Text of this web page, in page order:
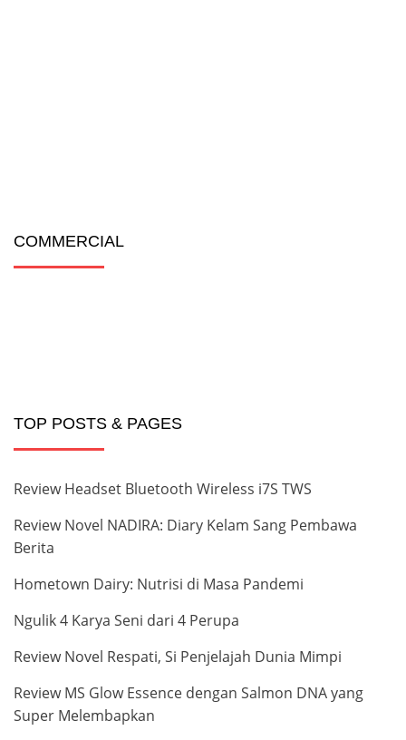
COMMERCIAL
TOP POSTS & PAGES
Review Headset Bluetooth Wireless i7S TWS
Review Novel NADIRA: Diary Kelam Sang Pembawa
Berita
Hometown Dairy: Nutrisi di Masa Pandemi
Ngulik 4 Karya Seni dari 4 Perupa
Review Novel Respati, Si Penjelajah Dunia Mimpi
Review MS Glow Essence dengan Salmon DNA yang
Super Melembapkan